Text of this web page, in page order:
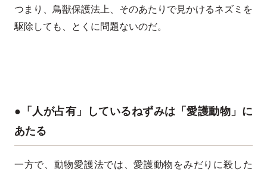
つまり、鳥獣保護法上、そのあたりで見かけるネズミを
駆除しても、とくに問題ないのだ。
●「人が占有」しているねずみは「愛護動物」に
あたる
一方で、動物愛護法では、愛護動物をみだりに殺した